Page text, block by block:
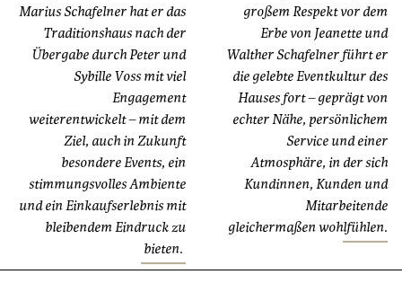
Marius Schafelner hat er das
Traditionshaus nach der
Übergabe durch Peter und
Sybille Voss mit viel
Engagement
weiterentwickelt – mit dem
Ziel, auch in Zukunft
besondere Events, ein
stimmungsvolles Ambiente
und ein Einkaufserlebnis mit
bleibendem Eindruck zu
bieten.
großem Respekt vor dem
Erbe von Jeanette und
Walther Schafelner führt er
die gelebte Eventkultur des
Hauses fort – geprägt von
echter Nähe, persönlichem
Service und einer
Atmosphäre, in der sich
Kundinnen, Kunden und
Mitarbeitende
gleichermaßen wohlfühlen.